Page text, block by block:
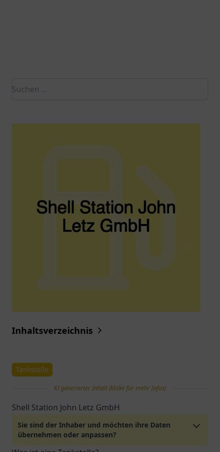
Inhaltsverzeichnis
Tankstelle
KI generierter Inhalt (klicke für mehr Infos)
Shell Station John Letz GmbH
Sie sind der Inhaber und möchten ihre Daten
übernehmen oder anpassen?